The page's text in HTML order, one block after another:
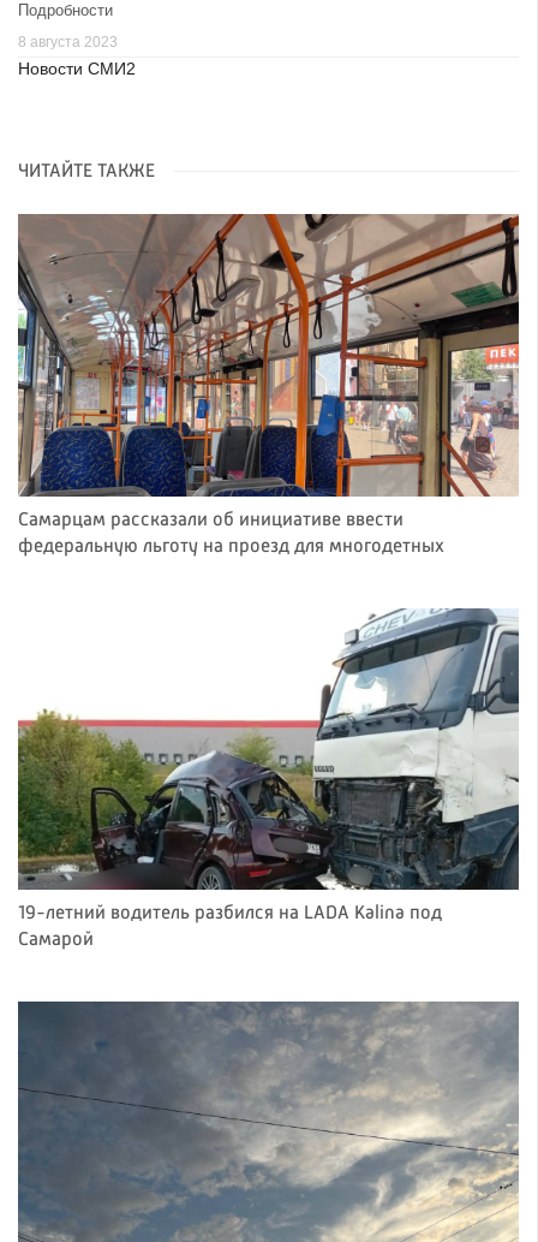
Подробности
8 августа 2023
Новости СМИ2
ЧИТАЙТЕ ТАКЖЕ
Самарцам рассказали об инициативе ввести
федеральную льготу на проезд для многодетных
19-летний водитель разбился на LADA Kalina под
Самарой